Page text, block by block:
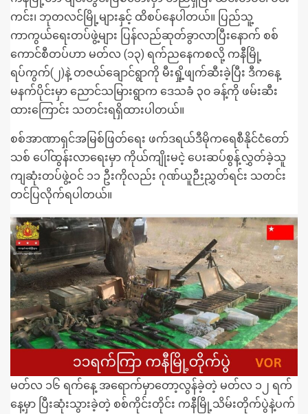
ကင်း၊ ဘုတလင်မြို့များနှင့် ထိစပ်နေပါတယ်။ ပြည်သူ့
ကာကွယ်ရေးတပ်ဖွဲ့များ ပြန်လည်ဆုတ်ခွာလာပြီးနောက် စစ်
ကောင်စီတပ်ဟာ မတ်လ (၁၃) ရက်ညနေကစလို့ ကနီမြို့
ရပ်ကွက်(၂)နဲ့ တဇယ်ချောင်ရွာကို မီးရှို့ဖျက်ဆီးခဲ့ပြီး ဒီကနေ့
မနက်ပိုင်းမှာ ညောင်သမြားရွာက ဒေသခံ ၃၀ ခန့်ကို ဖမ်းဆီး
ထားကြောင်း သတင်းရရှိထားပါတယ်။
စစ်အာဏာရှင်အမြစ်ဖြတ်ရေး ဖက်ဒရယ်ဒီမိုကရေစီနိုင်ငံတော်
သစ် ပေါ်ထွန်းလာရေးမှာ ကိုယ်ကျိုးမငဲ့ ပေးဆပ်စွန့်လွှတ်ခဲ့သူ
ကျဆုံးတပ်ဖွဲ့ဝင် ၁၁ ဦးကိုလည်း ဂုဏ်ယူဉီးညွှတ်ရင်း သတင်း
တင်ပြလိုက်ရပါတယ်။
မတ်လ ၁၆ ရက်နေ့ အရောက်မှာတော့လွန်ခဲ့တဲ့ မတ်လ ၁၂ ရက်
နေ့မှာ ပြီးဆုံးသွားခဲ့တဲ့ စစ်ကိုင်းတိုင်း ကနီမြို့သိမ်းတိုက်ပွဲနဲ့ပက်